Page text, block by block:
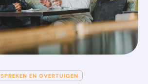
SPREKEN EN OVERTUIGEN